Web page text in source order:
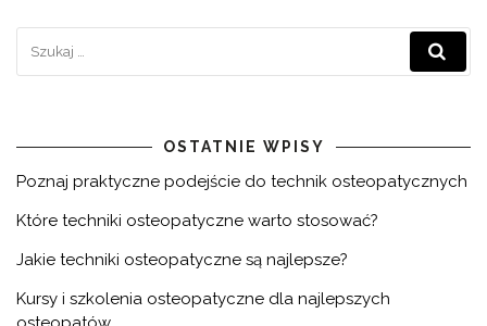
OSTATNIE WPISY
Poznaj praktyczne podejście do technik osteopatycznych
Które techniki osteopatyczne warto stosować?
Jakie techniki osteopatyczne są najlepsze?
Kursy i szkolenia osteopatyczne dla najlepszych